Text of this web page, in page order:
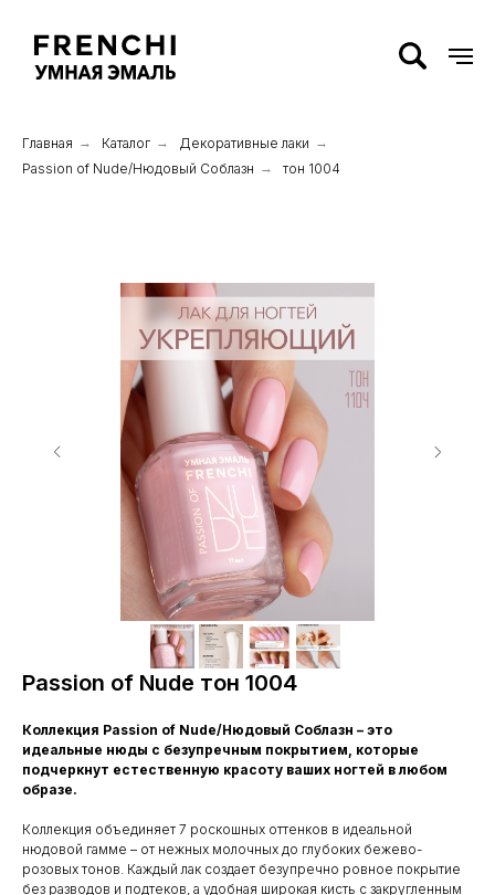
Главная → Каталог → Декоративные лаки →
Passion of Nude/Нюдовый Соблазн → тон 1004
Passion of Nude тон 1004
Коллекция Passion of Nude/Нюдовый Соблазн – это
идеальные нюды с безупречным покрытием, которые
подчеркнут естественную красоту ваших ногтей в любом
образе.
Коллекция объединяет 7 роскошных оттенков в идеальной
нюдовой гамме – от нежных молочных до глубоких бежево-
розовых тонов. Каждый лак создает безупречно ровное покрытие
без разводов и подтеков, а удобная широкая кисть с закругленным